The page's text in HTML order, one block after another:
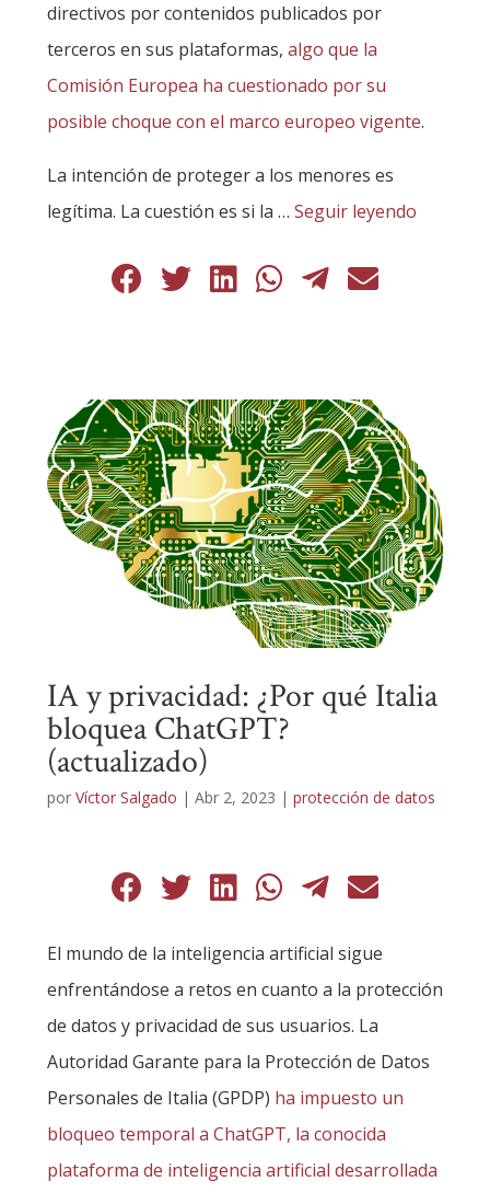
directivos por contenidos publicados por
terceros en sus plataformas, algo que la
Comisión Europea ha cuestionado por su
posible choque con el marco europeo vigente.
La intención de proteger a los menores es
legítima. La cuestión es si la … Seguir leyendo
IA y privacidad: ¿Por qué Italia
bloquea ChatGPT?
(actualizado)
por Víctor Salgado | Abr 2, 2023 | protección de datos
El mundo de la inteligencia artificial sigue
enfrentándose a retos en cuanto a la protección
de datos y privacidad de sus usuarios. La
Autoridad Garante para la Protección de Datos
Personales de Italia (GPDP) ha impuesto un
bloqueo temporal a ChatGPT, la conocida
plataforma de inteligencia artificial desarrollada